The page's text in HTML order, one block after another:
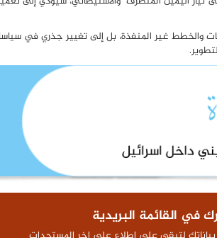
والخطط غير المنفذة، بل إلى تغيير جذري في
في القائمة البريدية